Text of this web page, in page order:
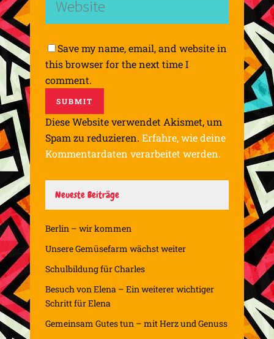
Save my name, email, and website in
this browser for the next time I
comment.
Diese Website verwendet Akismet, um
Spam zu reduzieren. Erfahre, wie deine
Kommentardaten verarbeitet werden.
Neueste Beiträge
Berlin – wir kommen
Unsere Gemüsefarm wächst weiter
Schulbildung für Charles
Besuch von Elena – Ein weiterer wichtiger
Schritt für Elena
Gemeinsam Gutes tun – mit Herz und Genuss